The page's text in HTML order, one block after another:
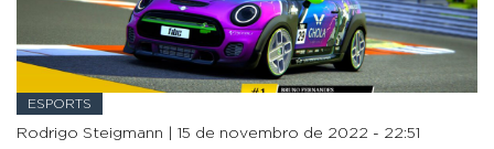
ESPORTS
Rodrigo Steigmann | 15 de novembro de 2022 - 22:51